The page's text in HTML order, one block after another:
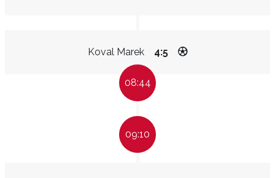
Koval Marek 4:5
08:44
09:10